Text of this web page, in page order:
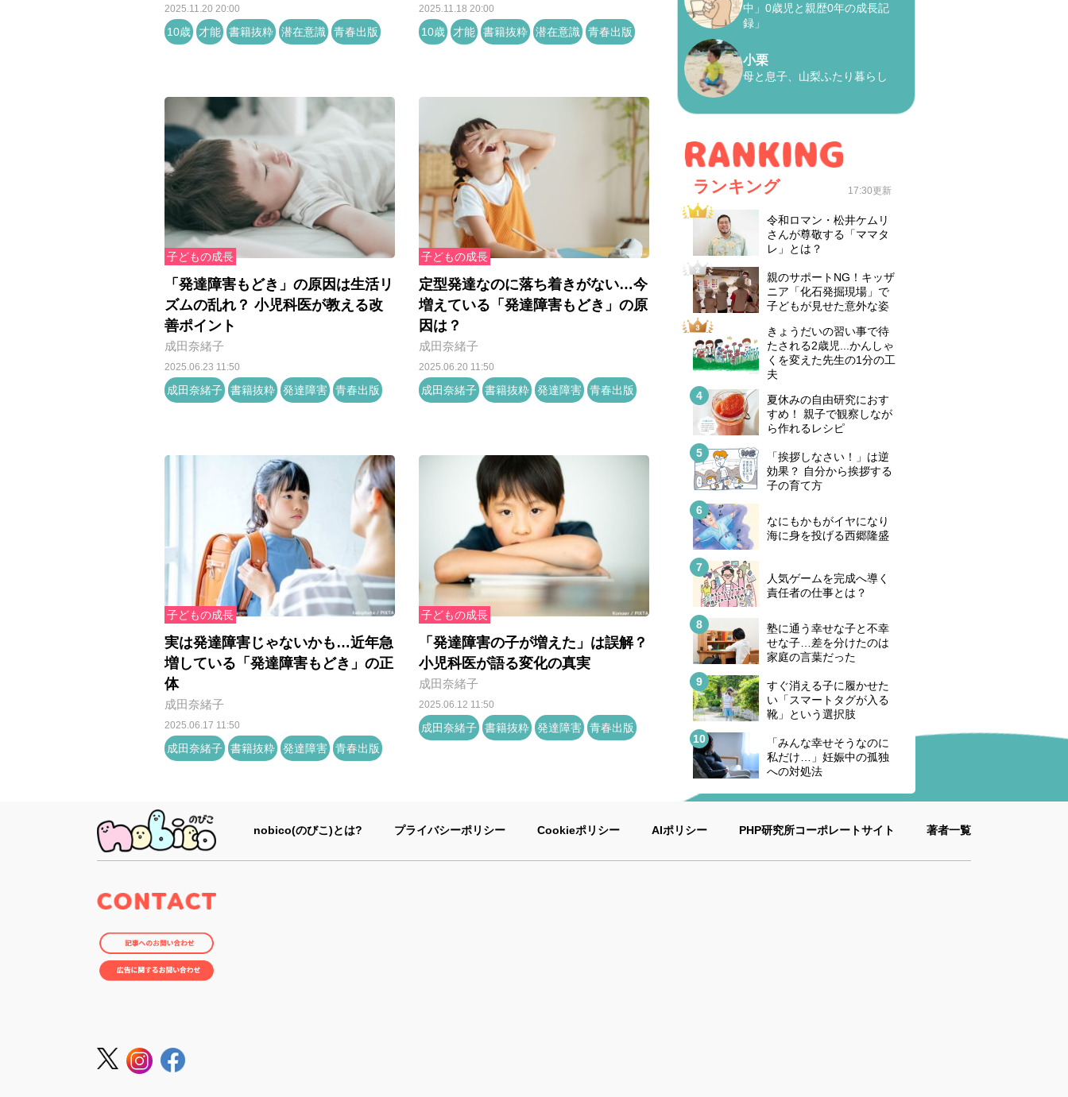
2025.11.20 20:00
10歳 才能 書籍抜粋 潜在意識 青春出版
2025.11.18 20:00
10歳 才能 書籍抜粋 潜在意識 青春出版
子どもの成長
「発達障害もどき」の原因は生活リ
ズムの乱れ？ 小児科医が教える改
善ポイント
成田奈緒子
2025.06.23 11:50
成田奈緒子 書籍抜粋 発達障害 青春出版
子どもの成長
定型発達なのに落ち着きがない…今
増えている「発達障害もどき」の原
因は？
成田奈緒子
2025.06.20 11:50
成田奈緒子 書籍抜粋 発達障害 青春出版
子どもの成長
実は発達障害じゃないかも…近年急
増している「発達障害もどき」の正
体
成田奈緒子
2025.06.17 11:50
成田奈緒子 書籍抜粋 発達障害 青春出版
子どもの成長
「発達障害の子が増えた」は誤解？
小児科医が語る変化の真実
成田奈緒子
2025.06.12 11:50
成田奈緒子 書籍抜粋 発達障害 青春出版
中」0歳児と親歴0年の成長記
録」
小栗
母と息子、山梨ふたり暮らし
ランキング 17:30更新
令和ロマン・松井ケムリ
さんが尊敬する「ママタ
レ」とは？
親のサポートNG！キッザ
ニア「化石発掘現場」で
子どもが見せた意外な姿
きょうだいの習い事で待
たされる2歳児...かんしゃ
くを変えた先生の1分の工
夫
夏休みの自由研究におす
すめ！ 親子で観察しなが
ら作れるレシピ
「挨拶しなさい！」は逆
効果？ 自分から挨拶する
子の育て方
なにもかもがイヤになり
海に身を投げる西郷隆盛
人気ゲームを完成へ導く
責任者の仕事とは？
塾に通う幸せな子と不幸
せな子…差を分けたのは
家庭の言葉だった
すぐ消える子に履かせた
い「スマートタグが入る
靴」という選択肢
「みんな幸せそうなのに
私だけ…」妊娠中の孤独
への対処法
nobico(のびこ)とは? プライバシーポリシー Cookieポリシー AIポリシー PHP研究所コーポレートサイト 著者一覧